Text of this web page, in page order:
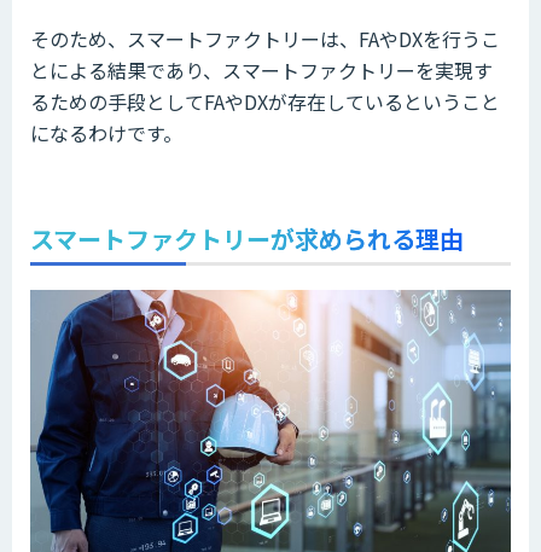
そのため、スマートファクトリーは、FAやDXを行うこ
とによる結果であり、スマートファクトリーを実現す
るための手段としてFAやDXが存在しているということ
になるわけです。
スマートファクトリーが求められる理由